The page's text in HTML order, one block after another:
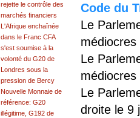
Code du
Le
Le
Le
droite le 9
rejette le contrôle des
marchés financiers
L'Afrique enchaînée
dans le Franc CFA
s'est soumise à la
volonté du G20 de
Londres sous la
pression de Bercy
Nouvelle Monnaie de
référence: G20
illégitime, G192 de